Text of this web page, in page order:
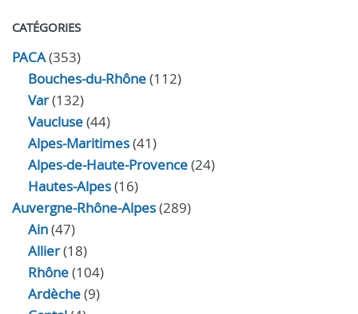
CATÉGORIES
PACA(353)
Bouches-du-Rhône(112)
Var(132)
Vaucluse(44)
Alpes-Maritimes(41)
Alpes-de-Haute-Provence(24)
Hautes-Alpes(16)
Auvergne-Rhône-Alpes(289)
Ain(47)
Allier(18)
Rhône(104)
Ardèche(9)